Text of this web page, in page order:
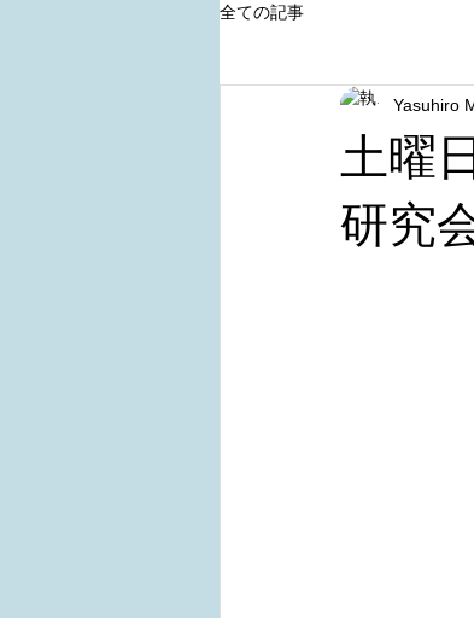
全ての記事
土曜
研究
Yasuhiro